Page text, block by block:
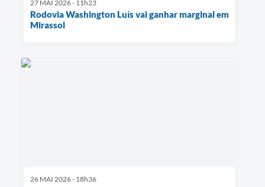
27 MAI 2026 - 11h23
Rodovia Washington Luís vai ganhar marginal em
Mirassol
26 MAI 2026 - 18h36